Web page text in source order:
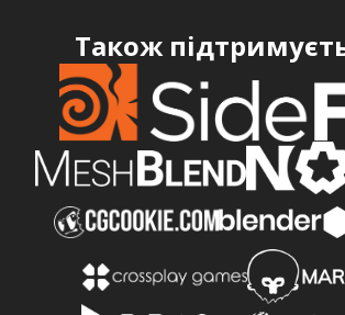
Також